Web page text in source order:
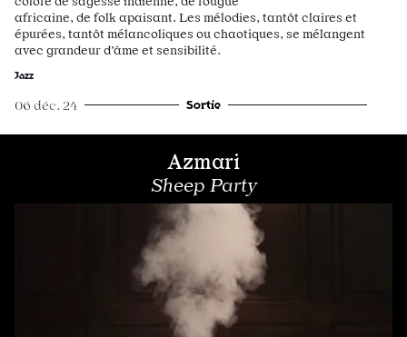
africaine, de folk apaisant. Les mélodies, tantôt claires et
épurées, tantôt mélancoliques ou chaotiques, se mélangent
avec grandeur d’âme et sensibilité.
Jazz
06 déc. 24 Sortie
Azmari
Sheep Party